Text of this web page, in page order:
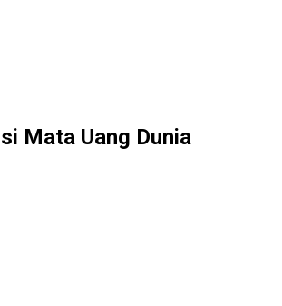
Mata Uang Dunia